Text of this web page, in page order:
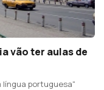
vão ter aulas de
língua portuguesa"